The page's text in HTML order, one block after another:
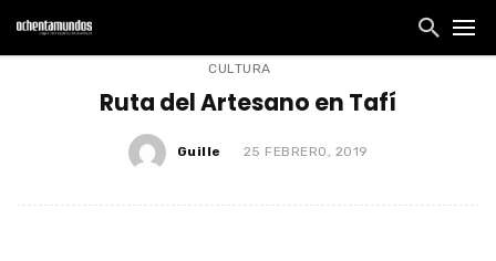
CULTURA
Ruta del Artesano en Tafí
Guille 25 FEBRERO, 2019